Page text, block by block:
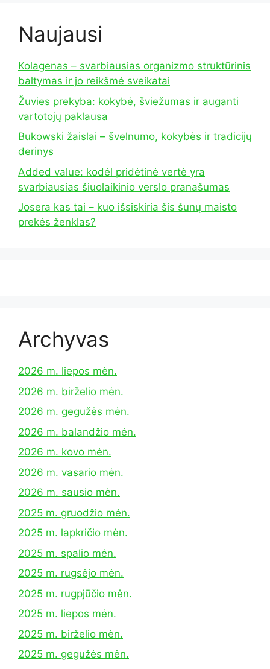
Naujausi
Kolagenas – svarbiausias organizmo struktūrinis
baltymas ir jo reikšmė sveikatai
Žuvies prekyba: kokybė, šviežumas ir auganti
vartotojų paklausa
Bukowski žaislai – švelnumo, kokybės ir tradicijų
derinys
Added value: kodėl pridėtinė vertė yra
svarbiausias šiuolaikinio verslo pranašumas
Josera kas tai – kuo išsiskiria šis šunų maisto
prekės ženklas?
Archyvas
2026 m. liepos mėn.
2026 m. birželio mėn.
2026 m. gegužės mėn.
2026 m. balandžio mėn.
2026 m. kovo mėn.
2026 m. vasario mėn.
2026 m. sausio mėn.
2025 m. gruodžio mėn.
2025 m. lapkričio mėn.
2025 m. spalio mėn.
2025 m. rugsėjo mėn.
2025 m. rugpjūčio mėn.
2025 m. liepos mėn.
2025 m. birželio mėn.
2025 m. gegužės mėn.